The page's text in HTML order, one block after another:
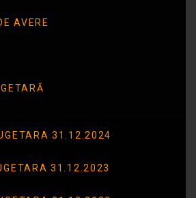
AVERE
31.12.2024
31.12.2023